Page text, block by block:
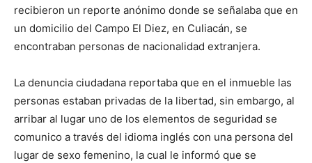
recibieron un reporte anónimo donde se señalaba que en
un domicilio del Campo El Diez, en Culiacán, se
encontraban personas de nacionalidad extranjera.
La denuncia ciudadana reportaba que en el inmueble las
personas estaban privadas de la libertad, sin embargo, al
arribar al lugar uno de los elementos de seguridad se
comunico a través del idioma inglés con una persona del
lugar de sexo femenino, la cual le informó que se